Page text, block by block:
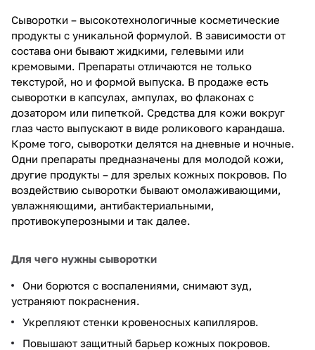
Сыворотки – высокотехнологичные косметические
продукты с уникальной формулой. В зависимости от
состава они бывают жидкими, гелевыми или
кремовыми. Препараты отличаются не только
текстурой, но и формой выпуска. В продаже есть
сыворотки в капсулах, ампулах, во флаконах с
дозатором или пипеткой. Средства для кожи вокруг
глаз часто выпускают в виде роликового карандаша.
Кроме того, сыворотки делятся на дневные и ночные.
Одни препараты предназначены для молодой кожи,
другие продукты – для зрелых кожных покровов. По
воздействию сыворотки бывают омолаживающими,
увлажняющими, антибактериальными,
противокуперозными и так далее.
Для чего нужны сыворотки
Они борются с воспалениями, снимают зуд,
устраняют покраснения.
Укрепляют стенки кровеносных капилляров.
Повышают защитный барьер кожных покровов.